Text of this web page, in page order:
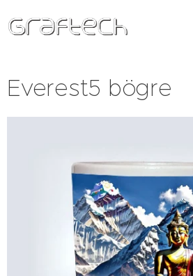
Everest5 bögre